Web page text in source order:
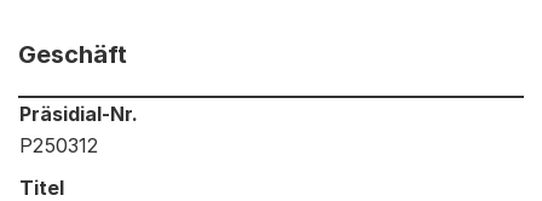
Geschäft
Informationen zum Ausgewählten Geschäft
Präsidial-Nr.
P250312
Titel